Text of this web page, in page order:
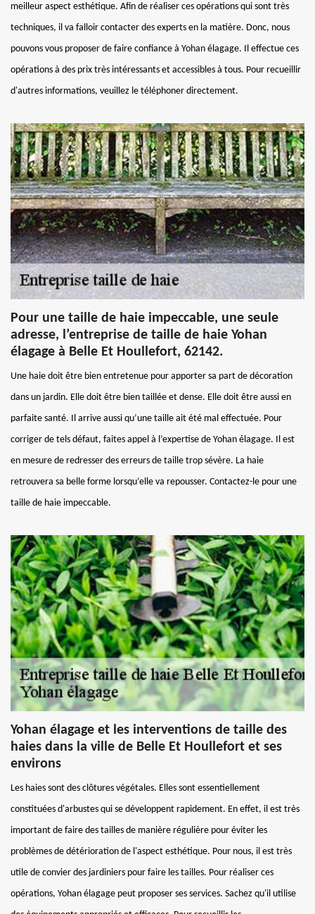
meilleur aspect esthétique. Afin de réaliser ces opérations qui sont très
techniques, il va falloir contacter des experts en la matière. Donc, nous
pouvons vous proposer de faire confiance à Yohan élagage. Il effectue ces
opérations à des prix très intéressants et accessibles à tous. Pour recueillir
d'autres informations, veuillez le téléphoner directement.
Pour une taille de haie impeccable, une seule
adresse, l’entreprise de taille de haie Yohan
élagage à Belle Et Houllefort, 62142.
Une haie doit être bien entretenue pour apporter sa part de décoration
dans un jardin. Elle doit être bien taillée et dense. Elle doit être aussi en
parfaite santé. Il arrive aussi qu’une taille ait été mal effectuée. Pour
corriger de tels défaut, faites appel à l’expertise de Yohan élagage. Il est
en mesure de redresser des erreurs de taille trop sévère. La haie
retrouvera sa belle forme lorsqu’elle va repousser. Contactez-le pour une
taille de haie impeccable.
Yohan élagage et les interventions de taille des
haies dans la ville de Belle Et Houllefort et ses
environs
Les haies sont des clôtures végétales. Elles sont essentiellement
constituées d'arbustes qui se développent rapidement. En effet, il est très
important de faire des tailles de manière régulière pour éviter les
problèmes de détérioration de l'aspect esthétique. Pour nous, il est très
utile de convier des jardiniers pour faire les tailles. Pour réaliser ces
opérations, Yohan élagage peut proposer ses services. Sachez qu'il utilise